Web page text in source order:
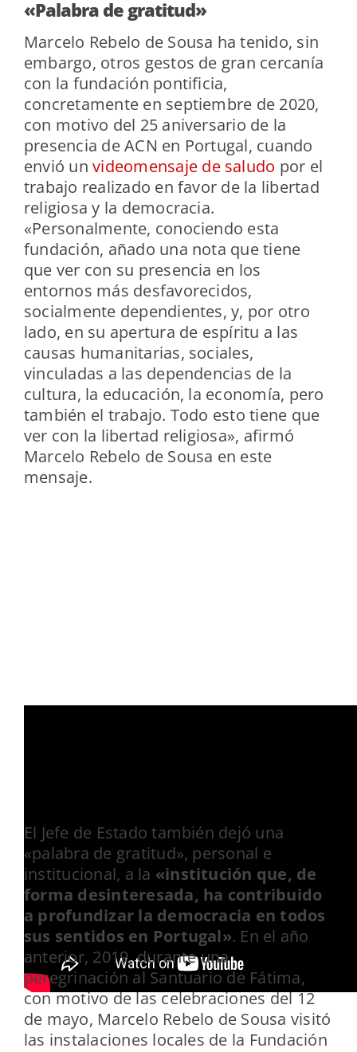
«Palabra de gratitud»
Marcelo Rebelo de Sousa ha tenido, sin
embargo, otros gestos de gran cercanía
con la fundación pontificia,
concretamente en septiembre de 2020,
con motivo del 25 aniversario de la
presencia de ACN en Portugal, cuando
envió unvideomensaje de saludo por el
trabajo realizado en favor de la libertad
religiosa y la democracia.
«Personalmente, conociendo esta
fundación, añado una nota que tiene
que ver con su presencia en los
entornos más desfavorecidos,
socialmente dependientes, y, por otro
lado, en su apertura de espíritu a las
causas humanitarias, sociales,
vinculadas a las dependencias de la
cultura, la educación, la economía, pero
también el trabajo. Todo esto tiene que
ver con la libertad religiosa», afirmó
Marcelo Rebelo de Sousa en este
mensaje.
El Jefe de Estado también dejó una
«palabra de gratitud», personal e
institucional, a la «institución que, de
forma desinteresada, ha contribuido
a profundizar la democracia en todos
sus sentidos en Portugal». En el año
anterior, 2019, durante una
peregrinación al Santuario de Fátima,
con motivo de las celebraciones del 12
de mayo, Marcelo Rebelo de Sousa visitó
las instalaciones locales de la Fundación